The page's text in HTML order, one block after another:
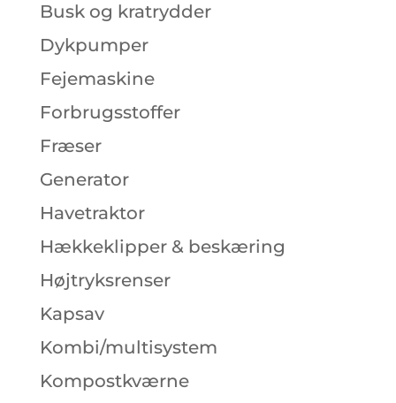
Busk og kratrydder
Dykpumper
Fejemaskine
Forbrugsstoffer
Fræser
Generator
Havetraktor
Hækkeklipper & beskæring
Højtryksrenser
Kapsav
Kombi/multisystem
Kompostkværne